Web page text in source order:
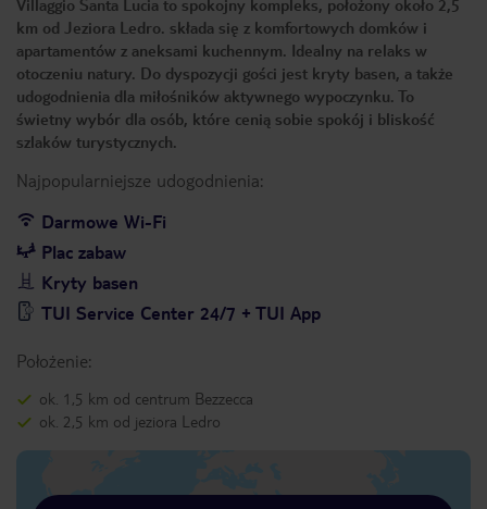
Villaggio Santa Lucia to spokojny kompleks, położony około 2,5
km od Jeziora Ledro. składa się z komfortowych domków i
apartamentów z aneksami kuchennym. Idealny na relaks w
otoczeniu natury. Do dyspozycji gości jest kryty basen, a także
udogodnienia dla miłośników aktywnego wypoczynku. To
świetny wybór dla osób, które cenią sobie spokój i bliskość
szlaków turystycznych.
Najpopularniejsze udogodnienia:
Darmowe Wi-Fi
Plac zabaw
Kryty basen
TUI Service Center 24/7 + TUI App
Położenie:
ok. 1,5 km od centrum Bezzecca
ok. 2,5 km od jeziora Ledro